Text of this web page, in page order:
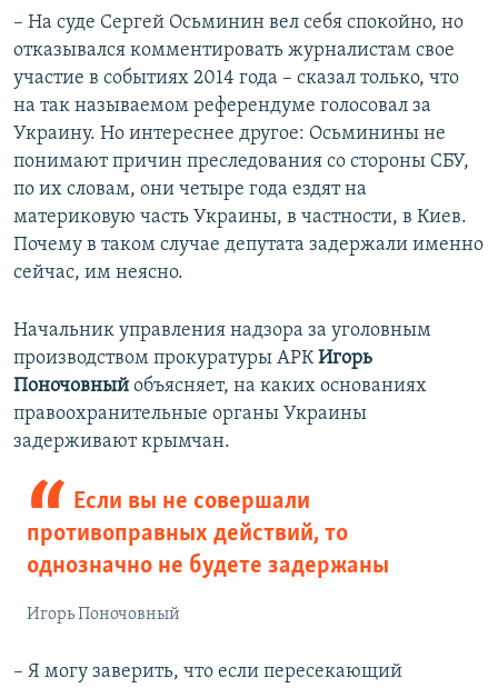
– На суде Сергей Осьминин вел себя спокойно, но
отказывался комментировать журналистам свое
участие в событиях 2014 года – сказал только, что
на так называемом референдуме голосовал за
Украину. Но интереснее другое: Осьминины не
понимают причин преследования со стороны СБУ,
по их словам, они четыре года ездят на
материковую часть Украины, в частности, в Киев.
Почему в таком случае депутата задержали именно
сейчас, им неясно.
Начальник управления надзора за уголовным
производством прокуратуры АРКИгорь
Поночовный объясняет, на каких основаниях
правоохранительные органы Украины
задерживают крымчан.
Если вы не совершали
противоправных действий, то
однозначно не будете задержаны
Игорь Поночовный
– Я могу заверить, что если пересекающий